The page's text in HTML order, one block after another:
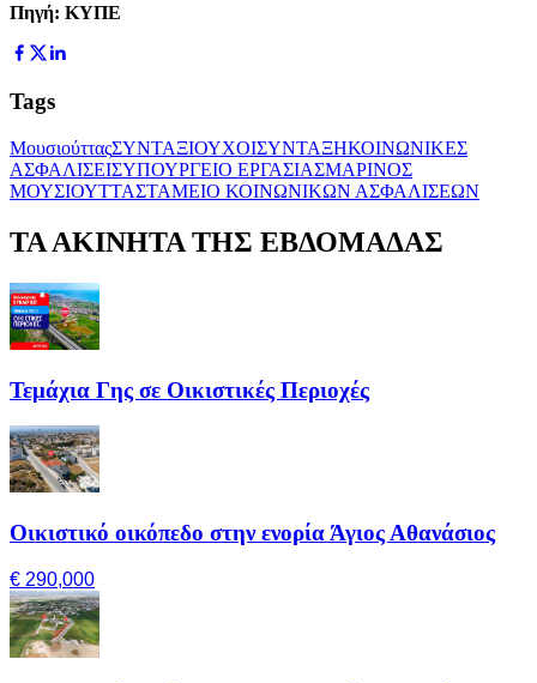
Πηγή: ΚΥΠΕ
Tags
ΜουσιούτταςΣΥΝΤΑΞΙΟΥΧΟΙΣΥΝΤΑΞΗΚΟΙΝΩΝΙΚΕΣ
ΑΣΦΑΛΙΣΕΙΣΥΠΟΥΡΓΕΙΟ ΕΡΓΑΣΙΑΣΜΑΡΙΝΟΣ
ΜΟΥΣΙΟΥΤΤΑΣΤΑΜΕΙΟ ΚΟΙΝΩΝΙΚΩΝ ΑΣΦΑΛΙΣΕΩΝ
ΤΑ ΑΚΙΝΗΤΑ ΤΗΣ ΕΒΔΟΜΑΔΑΣ
Τεμάχια Γης σε Οικιστικές Περιοχές
Οικιστικό οικόπεδο στην ενορία Άγιος Αθανάσιος
€ 290,000